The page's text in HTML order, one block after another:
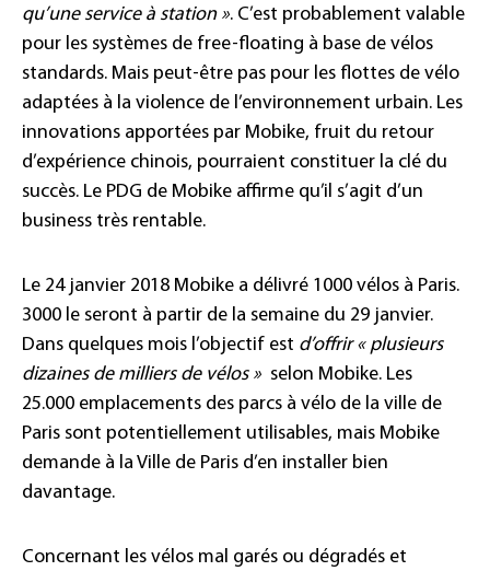
qu’une service à station ». C’est probablement valable
pour les systèmes de free-floating à base de vélos
standards. Mais peut-être pas pour les flottes de vélo
adaptées à la violence de l’environnement urbain. Les
innovations apportées par Mobike, fruit du retour
d’expérience chinois, pourraient constituer la clé du
succès. Le PDG de Mobike affirme qu’il s’agit d’un
business très rentable.
Le 24 janvier 2018 Mobike a délivré 1000 vélos à Paris.
3000 le seront à partir de la semaine du 29 janvier.
Dans quelques mois l’objectif est d’offrir « plusieurs
dizaines de milliers de vélos » selon Mobike. Les
25.000 emplacements des parcs à vélo de la ville de
Paris sont potentiellement utilisables, mais Mobike
demande à la Ville de Paris d’en installer bien
davantage.
Concernant les vélos mal garés ou dégradés et